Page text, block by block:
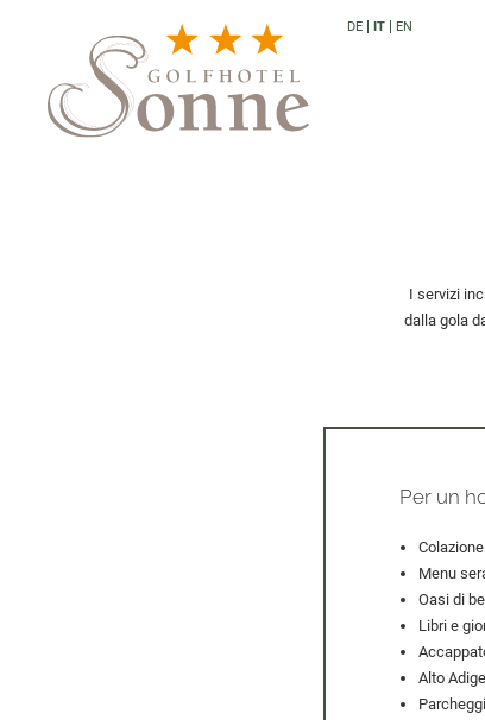
DE IT EN
I servizi
dalla gola
Per un
Menu
Oasi di
Libri e
Alto